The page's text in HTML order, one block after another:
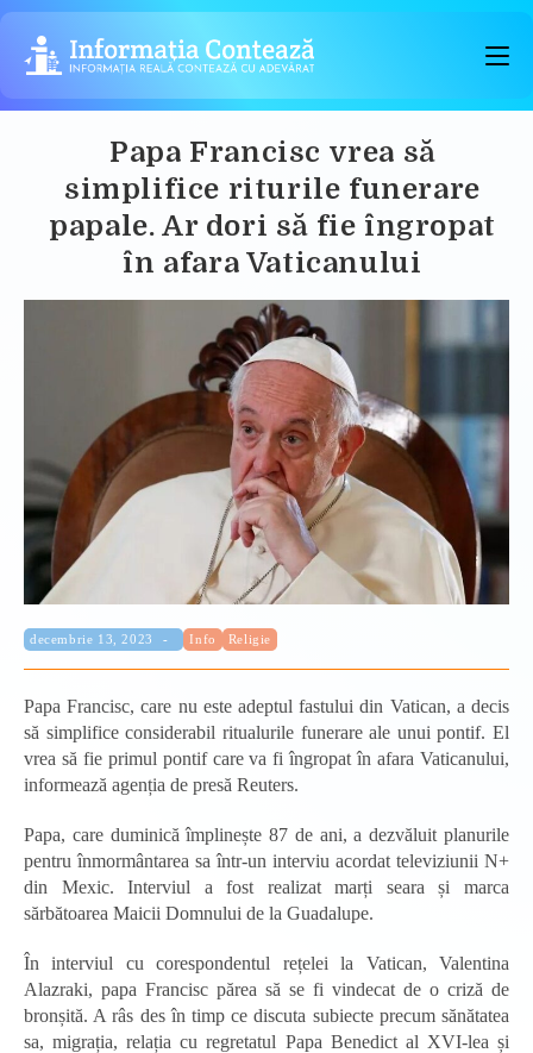
Skip
content
Papa Francisc vrea să
simplifice riturile funerare
papale. Ar dori să fie îngropat
în afara Vaticanului
Publicat:
decembrie 13, 2023 Categorie:
Info Religie
Papa Francisc, care nu este adeptul fastului din Vatican, a decis
să simplifice considerabil ritualurile funerare ale unui pontif. El
vrea să fie primul pontif care va fi îngropat în afara Vaticanului,
informează agenția de presă Reuters.
Papa, care duminică împlinește 87 de ani, a dezvăluit planurile
pentru înmormântarea sa într-un interviu acordat televiziunii N+
din Mexic. Interviul a fost realizat marți seara și marca
sărbătoarea Maicii Domnului de la Guadalupe.
În interviul cu corespondentul rețelei la Vatican, Valentina
Alazraki, papa Francisc părea să se fi vindecat de o criză de
bronșită. A râs des în timp ce discuta subiecte precum sănătatea
sa, migrația, relația cu regretatul Papa Benedict al XVI-lea și